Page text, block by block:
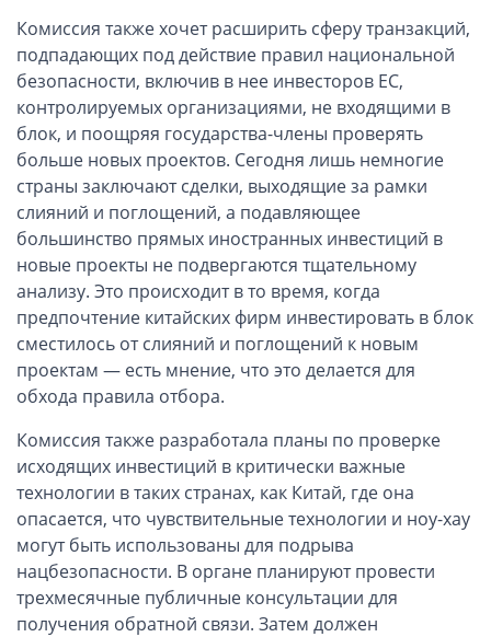
Cчёт в Турции для компании
Счёт и карта в Киргизии для физлиц
Гражданство Вануату
Гражданство Сьерра-Леоне
Европейские и резидентные компании
Английские партнерства LLP
Ирландские компании LTD
Ирландские партнерства LP
Компании в Сингапуре
Компании на Кипре
Канадские компании LTD
Канадские партнерства LP
Компании в США (Флорида)
Оффшорные компании
Оффшоры в Белизе
Оффшоры на БВО (BVI)
Оффшоры на Маршалловых Островах
Комиссия также хочет расширить сферу транзакций,
подпадающих под действие правил национальной
безопасности, включив в нее инвесторов ЕС,
контролируемых организациями, не входящими в
блок, и поощряя государства-члены проверять
больше новых проектов. Сегодня лишь немногие
страны заключают сделки, выходящие за рамки
слияний и поглощений, а подавляющее
большинство прямых иностранных инвестиций в
новые проекты не подвергаются тщательному
анализу. Это происходит в то время, когда
предпочтение китайских фирм инвестировать в блок
сместилось от слияний и поглощений к новым
проектам — есть мнение, что это делается для
обхода правила отбора.
Комиссия также разработала планы по проверке
исходящих инвестиций в критически важные
технологии в таких странах, как Китай, где она
опасается, что чувствительные технологии и ноу-хау
могут быть использованы для подрыва
нацбезопасности. В органе планируют провести
трехмесячные публичные консультации для
получения обратной связи. Затем должен